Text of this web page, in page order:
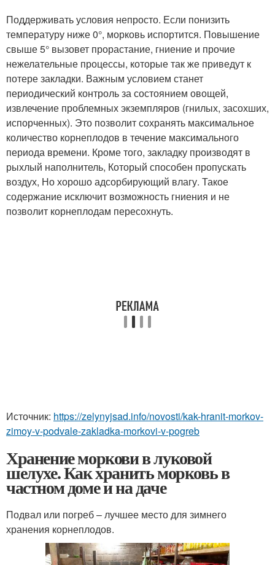
Поддерживать условия непросто. Если понизить
температуру ниже 0°, морковь испортится. Повышение
свыше 5° вызовет прорастание, гниение и прочие
нежелательные процессы, которые так же приведут к
потере закладки. Важным условием станет
периодический контроль за состоянием овощей,
извлечение проблемных экземпляров (гнилых, засохших,
испорченных). Это позволит сохранять максимальное
количество корнеплодов в течение максимального
периода времени. Кроме того, закладку производят в
рыхлый наполнитель, Который способен пропускать
воздух, Но хорошо адсорбирующий влагу. Такое
содержание исключит возможность гниения и не
позволит корнеплодам пересохнуть.
Источник: https://zelynyjsad.info/novosti/kak-hranit-morkov-
zimoy-v-podvale-zakladka-morkovi-v-pogreb
Хранение моркови в луковой
шелухе. Как хранить морковь в
частном доме и на даче
Подвал или погреб – лучшее место для зимнего
хранения корнеплодов.